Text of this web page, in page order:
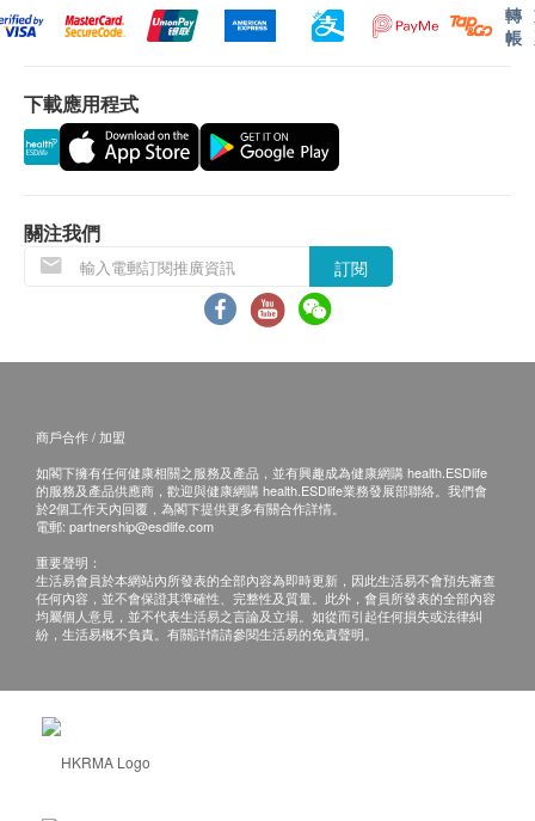
轉
帳
下載應用程式
關注我們
訂閱
商戶合作 / 加盟
如閣下擁有任何健康相關之服務及產品，並有興趣成為健康網購 health.ESDlife
的服務及產品供應商，歡迎與健康網購 health.ESDlife業務發展部聯絡。我們會
於2個工作天內回覆，為閣下提供更多有關合作詳情。
電郵: partnership@esdlife.com
重要聲明：
生活易會員於本網站內所發表的全部內容為即時更新，因此生活易不會預先審查
任何內容，並不會保證其準確性、完整性及質量。此外，會員所發表的全部內容
均屬個人意見，並不代表生活易之言論及立場。如從而引起任何損失或法律糾
紛，生活易概不負責。有關詳情請參閱生活易的免責聲明。